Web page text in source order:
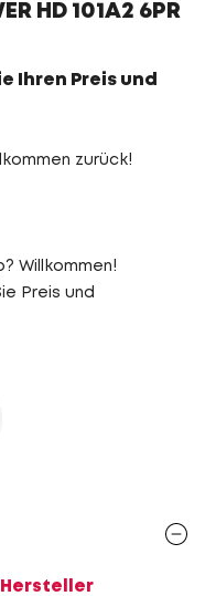
HD 101A2 6PR
Ihren Preis und
zurück!
Willkommen!
Preis und
Hersteller